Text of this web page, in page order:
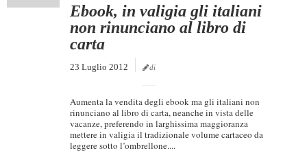
Ebook, in valigia gli italiani
non rinunciano al libro di
carta
23 Luglio 2012 di
Aumenta la vendita degli ebook ma gli italiani non
rinunciano al libro di carta, neanche in vista delle
vacanze, preferendo in larghissima maggioranza
mettere in valigia il tradizionale volume cartaceo da
leggere sotto l’ombrellone....